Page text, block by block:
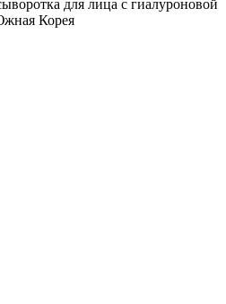
для лица с гиалуроновой
Корея